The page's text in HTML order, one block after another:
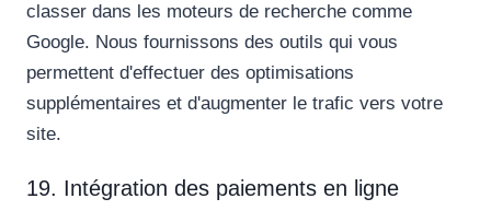
classer dans les moteurs de recherche comme
Google. Nous fournissons des outils qui vous
permettent d'effectuer des optimisations
supplémentaires et d'augmenter le trafic vers votre
site.
19. Intégration des paiements en ligne